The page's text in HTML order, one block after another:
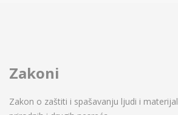
Zakoni
Zakon o zaštiti i spašavanju ljudi i